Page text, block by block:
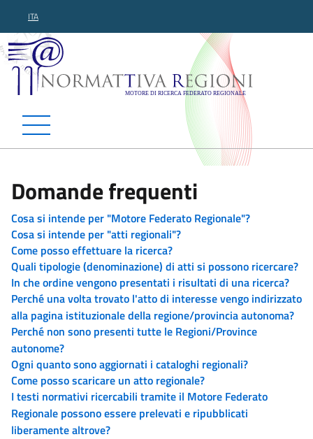
ITA
Normattiva Regioni -
Domande frequenti
Cosa si intende per "Motore Federato Regionale"?
Cosa si intende per "atti regionali"?
Come posso effettuare la ricerca?
Quali tipologie (denominazione) di atti si possono ricercare?
In che ordine vengono presentati i risultati di una ricerca?
Perché una volta trovato l'atto di interesse vengo indirizzato
alla pagina istituzionale della regione/provincia autonoma?
Perché non sono presenti tutte le Regioni/Province
autonome?
Ogni quanto sono aggiornati i cataloghi regionali?
Come posso scaricare un atto regionale?
I testi normativi ricercabili tramite il Motore Federato
Regionale possono essere prelevati e ripubblicati
liberamente altrove?